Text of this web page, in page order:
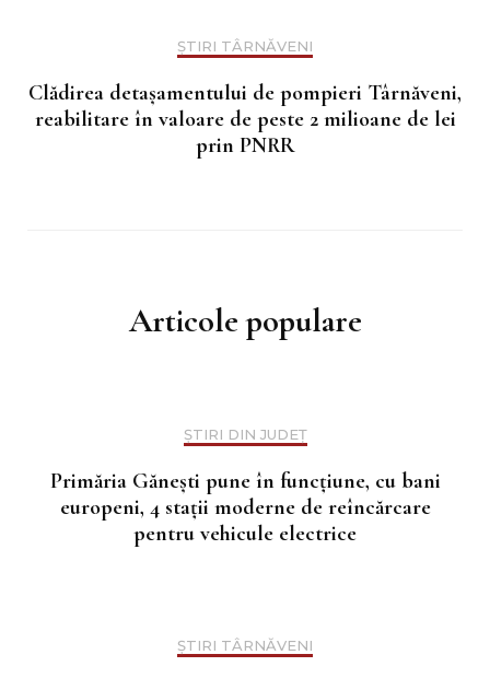
ȘTIRI TÂRNĂVENI
Clădirea detașamentului de pompieri Târnăveni,
reabilitare în valoare de peste 2 milioane de lei
prin PNRR
Articole populare
ȘTIRI DIN JUDEȚ
Primăria Gănești pune în funcțiune, cu bani
europeni, 4 stații moderne de reîncărcare
pentru vehicule electrice
ȘTIRI TÂRNĂVENI